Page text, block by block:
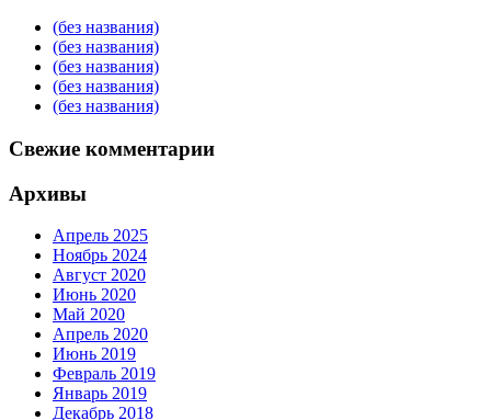
(без названия)
(без названия)
(без названия)
(без названия)
(без названия)
Свежие комментарии
Архивы
Апрель 2025
Ноябрь 2024
Август 2020
Июнь 2020
Май 2020
Апрель 2020
Июнь 2019
Февраль 2019
Январь 2019
Декабрь 2018